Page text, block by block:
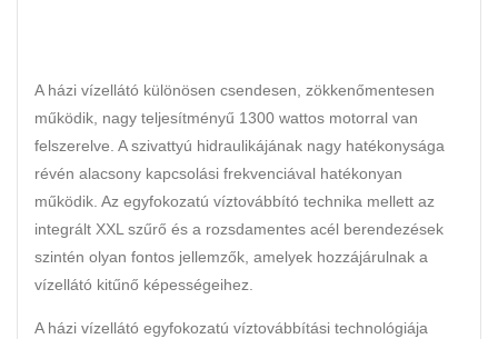
A házi vízellátó különösen csendesen, zökkenőmentesen
működik, nagy teljesítményű 1300 wattos motorral van
felszerelve. A szivattyú hidraulikájának nagy hatékonysága
révén alacsony kapcsolási frekvenciával hatékonyan
működik. Az egyfokozatú víztovábbító technika mellett az
integrált XXL szűrő és a rozsdamentes acél berendezések
szintén olyan fontos jellemzők, amelyek hozzájárulnak a
vízellátó kitűnő képességeihez.
A házi vízellátó egyfokozatú víztovábbítási technológiája